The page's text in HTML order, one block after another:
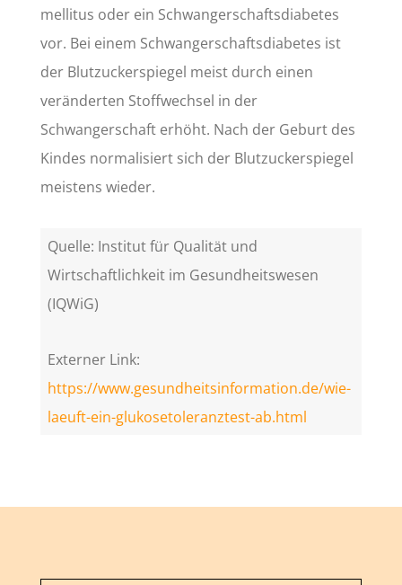
mellitus oder ein Schwangerschaftsdiabetes
vor. Bei einem Schwangerschaftsdiabetes ist
der Blutzuckerspiegel meist durch einen
veränderten Stoffwechsel in der
Schwangerschaft erhöht. Nach der Geburt des
Kindes normalisiert sich der Blutzuckerspiegel
meistens wieder.
Quelle: Institut für Qualität und
Wirtschaftlichkeit im Gesundheitswesen
(IQWiG)
Externer Link:
https://www.gesundheitsinformation.de/wie-
laeuft-ein-glukosetoleranztest-ab.html